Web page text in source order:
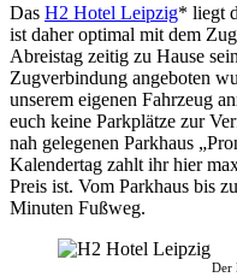
Das H2 Hotel Leipzig* liegt
ist daher optimal mit dem
Abreistag zeitig zu Hause
Zugverbindung angeboten
unserem eigenen Fahrzeug
euch keine Parkplätze zur
nah gelegenen Parkhaus
Kalendertag zahlt ihr hier
Preis ist. Vom Parkhaus bis
Minuten Fußweg.
Der